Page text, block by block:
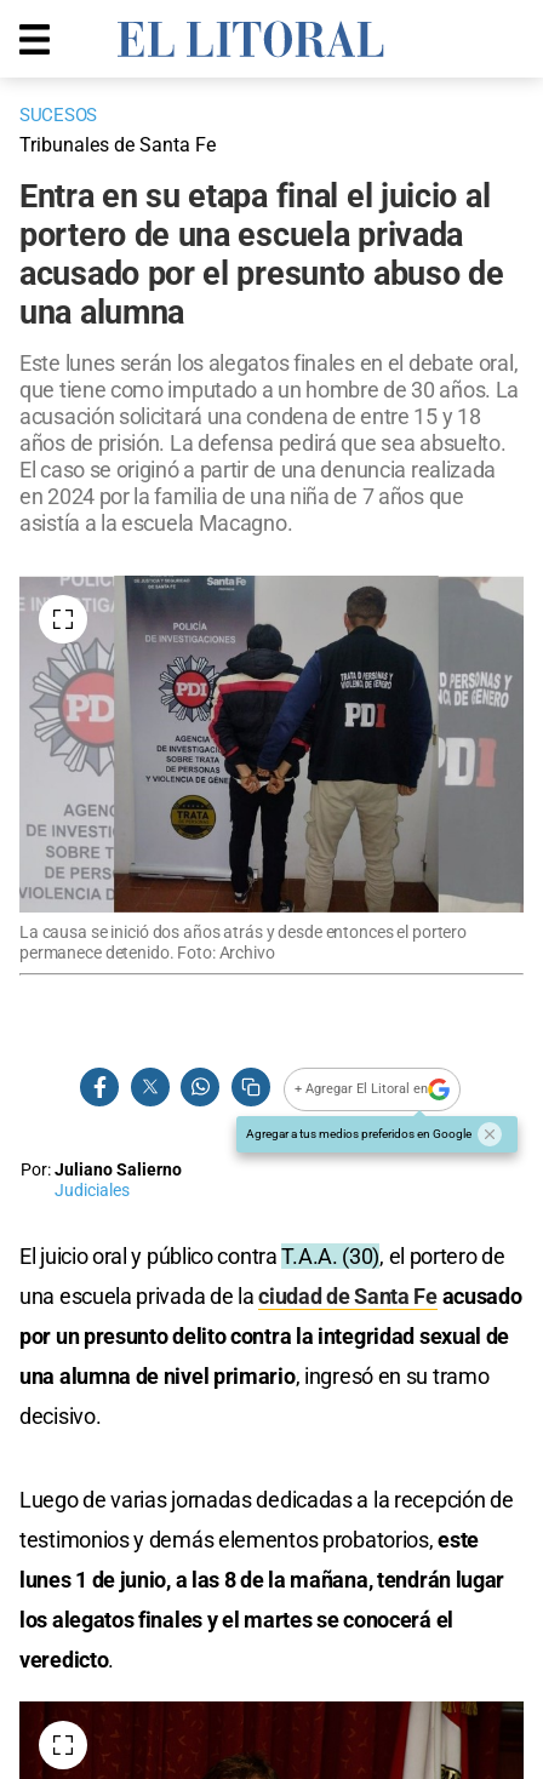
SUCESOS
Tribunales de Santa Fe
Entra en su etapa final el juicio al
portero de una escuela privada
acusado por el presunto abuso de
una alumna
Este lunes serán los alegatos finales en el debate oral,
que tiene como imputado a un hombre de 30 años. La
acusación solicitará una condena de entre 15 y 18
años de prisión. La defensa pedirá que sea absuelto.
El caso se originó a partir de una denuncia realizada
en 2024 por la familia de una niña de 7 años que
asistía a la escuela Macagno.
La causa se inició dos años atrás y desde entonces el portero
permanece detenido. Foto: Archivo
+ Agregar El Litoral en
Agregar a tus medios preferidos en Google
Por:Juliano Salierno
Judiciales
El juicio oral y público contraT.A.A. (30), el portero de
una escuela privada de laciudad de Santa Feacusado
por un presunto delito contra la integridad sexual de
una alumna de nivel primario, ingresó en su tramo
decisivo.
Luego de varias jornadas dedicadas a la recepción de
testimonios y demás elementos probatorios,este
lunes 1 de junio, a las 8 de la mañana, tendrán lugar
los alegatos finales y el martes se conocerá el
veredicto.